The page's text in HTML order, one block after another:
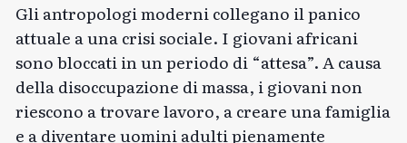
Gli antropologi moderni collegano il panico
attuale a una crisi sociale. I giovani africani
sono bloccati in un periodo di “attesa”. A causa
della disoccupazione di massa, i giovani non
riescono a trovare lavoro, a creare una famiglia
e a diventare uomini adulti pienamente